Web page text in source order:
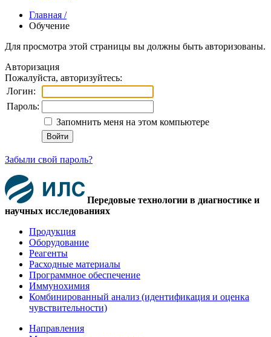
Главная /
Обучение
Для просмотра этой страницы вы должны быть авторизованы.
Авторизация
Пожалуйста, авторизуйтесь:
Логин:
Пароль:
Запомнить меня на этом компьютере
Забыли свой пароль?
Передовые технологии в диагностике и
научных исследованиях
Продукция
Оборудование
Реагенты
Расходные материалы
Программное обеспечение
Иммунохимия
Комбинированный анализ (идентификация и оценка
чувствительности)
Направления